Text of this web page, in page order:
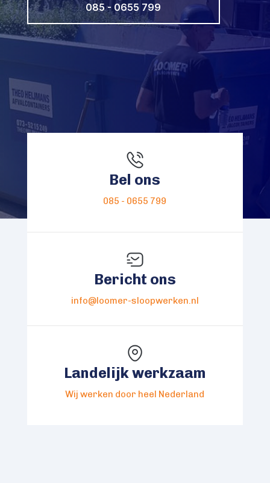
085 - 0655 799
Bel ons
085 - 0655 799
Bericht ons
info@loomer-sloopwerken.nl
Landelijk werkzaam
Wij werken door heel Nederland